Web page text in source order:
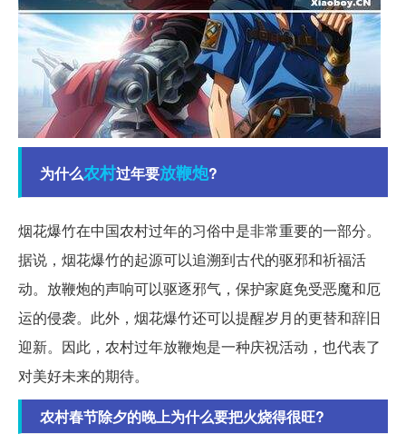
为什么农村过年要放鞭炮?
烟花爆竹在中国农村过年的习俗中是非常重要的一部分。
据说，烟花爆竹的起源可以追溯到古代的驱邪和祈福活
动。放鞭炮的声响可以驱逐邪气，保护家庭免受恶魔和厄
运的侵袭。此外，烟花爆竹还可以提醒岁月的更替和辞旧
迎新。因此，农村过年放鞭炮是一种庆祝活动，也代表了
对美好未来的期待。
农村春节除夕的晚上为什么要把火烧得很旺?